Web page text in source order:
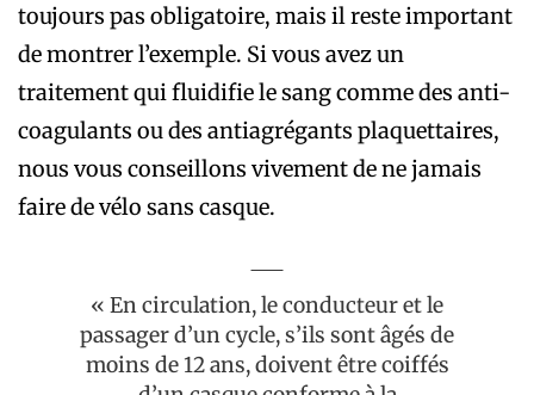
toujours pas obligatoire, mais il reste important
de montrer l’exemple. Si vous avez un
traitement qui fluidifie le sang comme des anti-
coagulants ou des antiagrégants plaquettaires,
nous vous conseillons vivement de ne jamais
faire de vélo sans casque.
« En circulation, le conducteur et le
passager d’un cycle, s’ils sont âgés de
moins de 12 ans, doivent être coiffés